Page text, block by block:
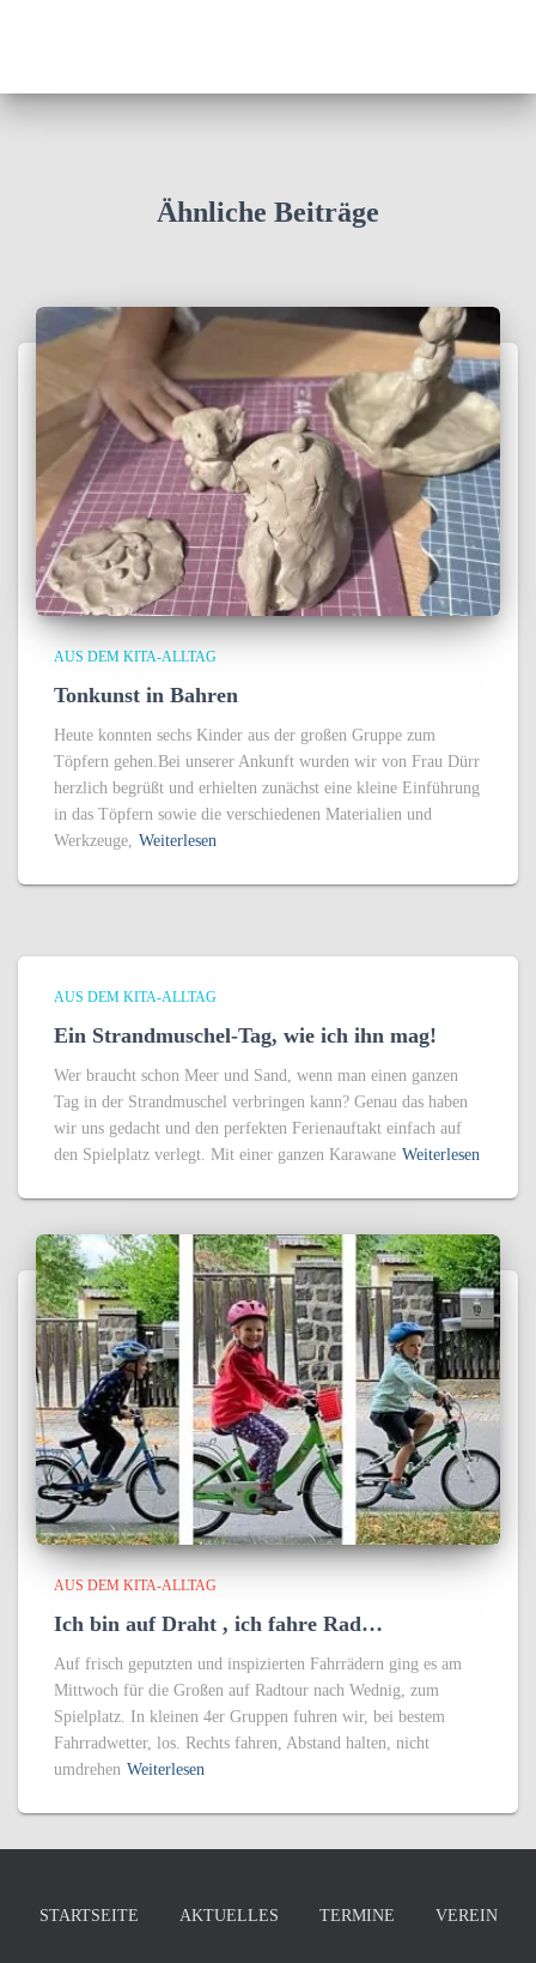
Ähnliche Beiträge
AUS DEM KITA-ALLTAG
Tonkunst in Bahren
Heute konnten sechs Kinder aus der großen Gruppe zum
Töpfern gehen.Bei unserer Ankunft wurden wir von Frau Dürr
herzlich begrüßt und erhielten zunächst eine kleine Einführung
in das Töpfern sowie die verschiedenen Materialien und
Werkzeuge, Weiterlesen
AUS DEM KITA-ALLTAG
Ein Strandmuschel-Tag, wie ich ihn mag!
Wer braucht schon Meer und Sand, wenn man einen ganzen
Tag in der Strandmuschel verbringen kann? Genau das haben
wir uns gedacht und den perfekten Ferienauftakt einfach auf
den Spielplatz verlegt. Mit einer ganzen Karawane Weiterlesen
AUS DEM KITA-ALLTAG
Ich bin auf Draht , ich fahre Rad…
Auf frisch geputzten und inspizierten Fahrrädern ging es am
Mittwoch für die Großen auf Radtour nach Wednig, zum
Spielplatz. In kleinen 4er Gruppen fuhren wir, bei bestem
Fahrradwetter, los. Rechts fahren, Abstand halten, nicht
umdrehen Weiterlesen
STARTSEITE AKTUELLES TERMINE VEREIN